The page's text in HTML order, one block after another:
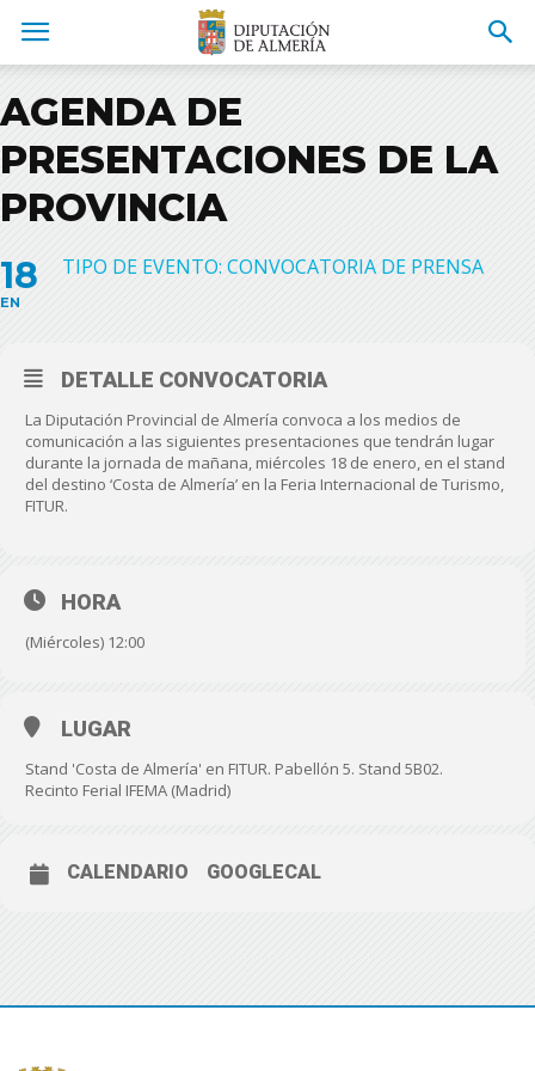
AGENDA DE
PRESENTACIONES DE LA
PROVINCIA
18
EN
TIPO DE EVENTO: CONVOCATORIA DE PRENSA
DETALLE CONVOCATORIA
La Diputación Provincial de Almería convoca a los medios de
comunicación a las siguientes presentaciones que tendrán lugar
durante la jornada de mañana, miércoles 18 de enero, en el stand
del destino ‘Costa de Almería’ en la Feria Internacional de Turismo,
FITUR.
HORA
(Miércoles) 12:00
LUGAR
Stand 'Costa de Almería' en FITUR. Pabellón 5. Stand 5B02.
Recinto Ferial IFEMA (Madrid)
CALENDARIO GOOGLECAL